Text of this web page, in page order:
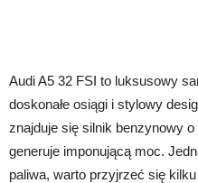
Audi A5 32 FSI to luksusowy
doskonałe osiągi i stylowy
znajduje się silnik benzynowy
generuje imponującą moc.
paliwa, warto przyjrzeć się